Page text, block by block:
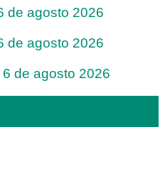
de agosto 2026
de agosto 2026
de agosto 2026